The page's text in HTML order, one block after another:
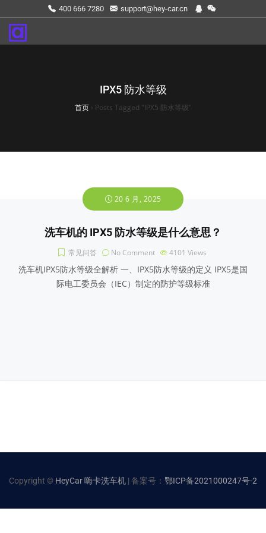
400 666 7280 support@hey-car.cn
IPX5 防水等级
首页› Posts Tagged "IPX5 防水等级"
20 6 月, 2025
洗车机的 IPX5 防水等级是什么意思？
常见问答 No Comment 4101 Views
洗车机IPX5防水等级全解析 一、IPX5防水等级的定义 IPX5是国
际电工委员会（IEC）制定的防护等级标准
Copyright © HeyCar 嗨卡洗车机 | 备案号： 鄂ICP备2021000247号-2